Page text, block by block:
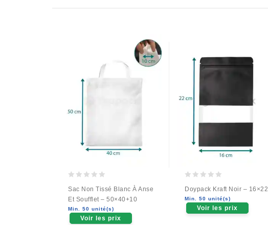
out
of
5
Sac Non Tissé Blanc À Anse
Et Soufflet – 50×40+10
Min. 50 unité(s)
Voir les prix
out
of
5
Doypack Kraft Noir – 16×22
Min. 50 unité(s)
Voir les prix